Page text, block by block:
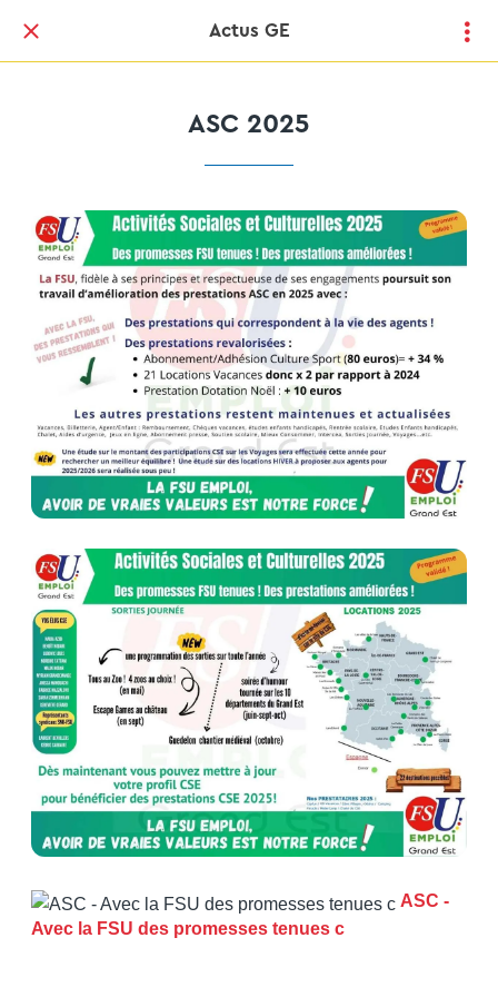
Actus GE
ASC 2025
ASC -
Avec la FSU des promesses tenues c